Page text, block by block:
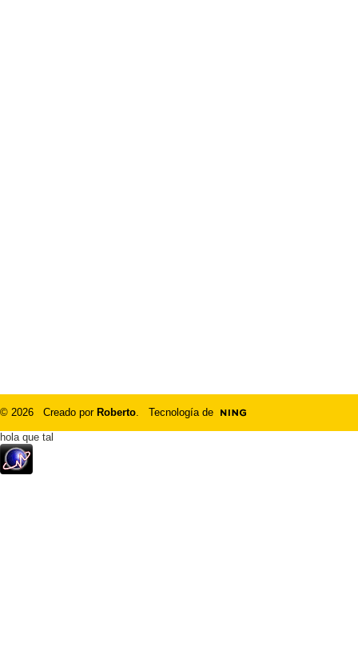
© 2026 Creado por Roberto. Tecnología de
hola que tal